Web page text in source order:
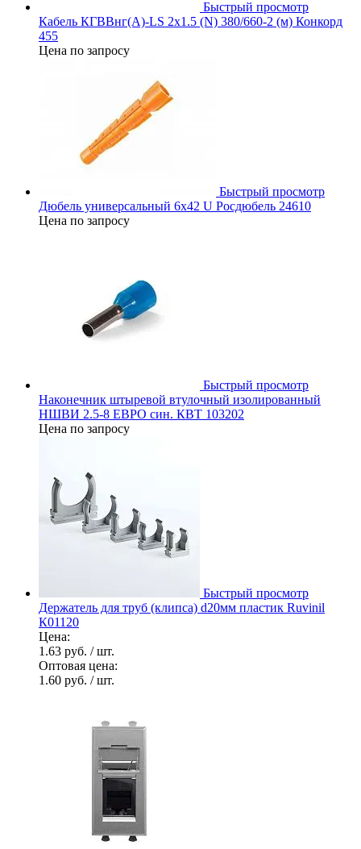
Быстрый просмотр
Кабель КГВВнг(А)-LS 2х1.5 (N) 380/660-2 (м) Конкорд
455
Цена по запросу
Быстрый просмотр
Дюбель универсальный 6х42 U Росдюбель 24610
Цена по запросу
Быстрый просмотр
Наконечник штыревой втулочный изолированный
НШВИ 2.5-8 ЕВРО син. КВТ 103202
Цена по запросу
Быстрый просмотр
Держатель для труб (клипса) d20мм пластик Ruvinil
К01120
Цена:
1.63 руб. / шт.
Оптовая цена:
1.60 руб. / шт.